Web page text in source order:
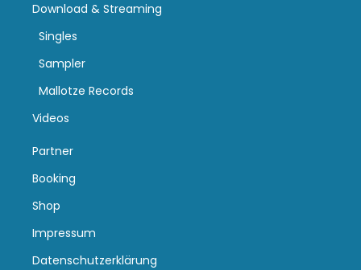
Download & Streaming
Singles
Sampler
Mallotze Records
Videos
Partner
Booking
Shop
Impressum
Datenschutzerklärung